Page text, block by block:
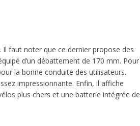
Il faut noter que ce dernier propose des
d’un débattement de 170 mm. Pour
la bonne conduite des utilisateurs.
impressionnante. Enfin, il affiche
plus chers et une batterie intégrée de